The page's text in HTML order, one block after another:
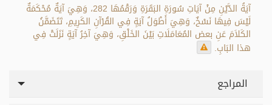
آيَةُ الدَّيْنِ مِنْ آيَاتِ سُورَةِ البَقَرَةِ وَرَقْمُهَا 282، وَهِيَ آيَةٌ مُحْكَمَةٌ
لَيْسَ فِيهَا نَسْخٌ، وَهِيَ أَطْوَلُ آيَةٍ فِي القُرْآنِ الكَرِيمِ، تَتَضَمَّنُ
الكَلاَمَ عَنِ بعض المُعَامَلَاتِ بَيْنَ الخَلْقِ، وَهِيَ آخِرُ آيَةٍ نَزَلَتْ فِي
هذا البَابِ.
المراجع